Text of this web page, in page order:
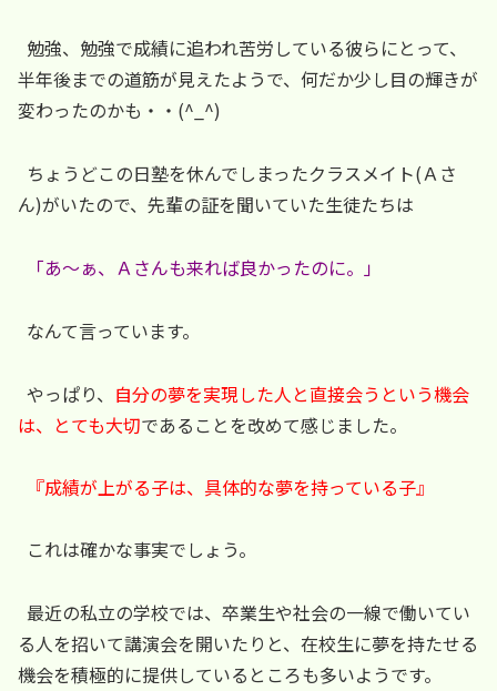
勉強、勉強で成績に追われ苦労している彼らにとって、
半年後までの道筋が見えたようで、何だか少し目の輝きが
変わったのかも・・(^_^)
ちょうどこの日塾を休んでしまったクラスメイト(Ａさ
ん)がいたので、先輩の証を聞いていた生徒たちは
「あ～ぁ、Ａさんも来れば良かったのに。」
なんて言っています。
やっぱり、 自分の夢を実現した人と直接会うという機会
は、とても大切であることを改めて感じました。
『成績が上がる子は、具体的な夢を持っている子』
これは確かな事実でしょう。
最近の私立の学校では、卒業生や社会の一線で働いてい
る人を招いて講演会を開いたりと、在校生に夢を持たせる
機会を積極的に提供しているところも多いようです。